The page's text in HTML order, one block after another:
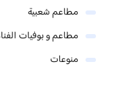
مطاعم شعبية
مطاعم و بوفيات
منوعات